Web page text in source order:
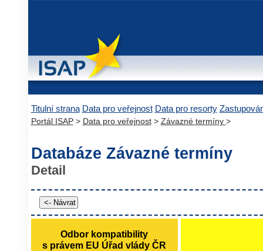
Titulní strana Data pro veřejnost Data pro resorty
Portál ISAP> Data pro veřejnost> Závazné termíny >
Databáze Závazné termíny
Detail
Odbor kompatibility
s právem EU Úřad vlády ČR